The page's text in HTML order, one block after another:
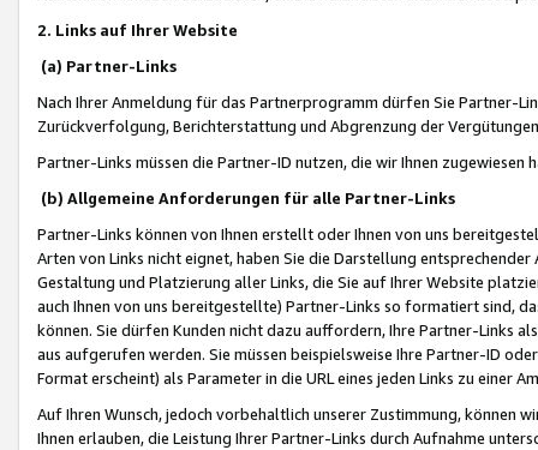
2. Links auf Ihrer Website
(a) Partner-Links
Nach Ihrer Anmeldung für das Partnerprogramm dürfen Sie Partner-
Zurückverfolgung, Berichterstattung und Abgrenzung der
Partner-Links müssen die Partner-ID nutzen, die wir Ihnen zugewiesen
(b) Allgemeine Anforderungen für alle Partner-Links
Partner-Links können von Ihnen erstellt oder Ihnen von uns
Arten von Links nicht eignet, haben Sie die Darstellung
Gestaltung und Platzierung aller Links, die Sie auf Ihrer Website
auch Ihnen von uns bereitgestellte) Partner-Links so formatiert sind,
können. Sie dürfen Kunden nicht dazu auffordern, Ihre Partner-Links
aus aufgerufen werden. Sie müssen beispielsweise Ihre Partner-ID
Format erscheint) als Parameter in die URL eines jeden Links zu einer
Auf Ihren Wunsch, jedoch vorbehaltlich unserer Zustimmung, können
Ihnen erlauben, die Leistung Ihrer Partner-Links durch Aufnahme